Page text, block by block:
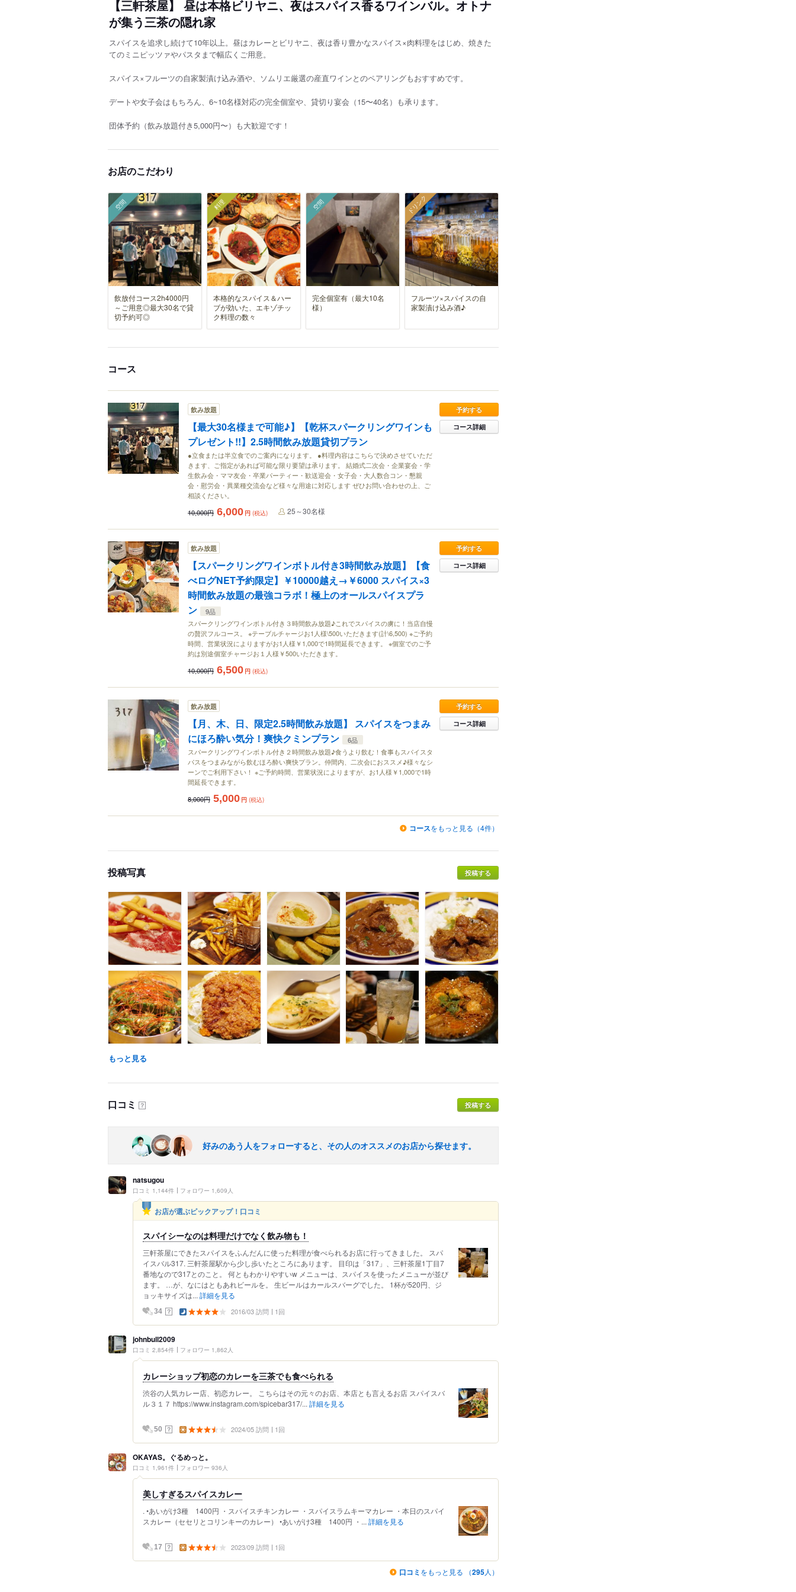
【三軒茶屋】 昼は本格ビリヤニ、夜はスパイス香るワインバル。オトナ
が集う三茶の隠れ家
スパイスを追求し続けて10年以上。昼はカレーとビリヤニ、夜は香り豊かなスパイス×肉料理をはじめ、焼きた
てのミニピッツァやパスタまで幅広くご用意。
スパイス×フルーツの自家製漬け込み酒や、ソムリエ厳選の産直ワインとのペアリングもおすすめです。
デートや女子会はもちろん、6~10名様対応の完全個室や、貸切り宴会（15〜40名）も承ります。
団体予約（飲み放題付き5,000円〜）も大歓迎です！
お店のこだわり
空間
飲放付コース2h4000円
～ご用意◎最大30名で貸
切予約可◎
料理
本格的なスパイス＆ハー
ブが効いた、エキゾチッ
ク料理の数々
空間
完全個室有（最大10名
様）
ドリンク
フルーツ×スパイスの自
家製漬け込み酒♪
コース
飲み放題
【最大30名様まで可能♪】【乾杯スパークリングワインも
プレゼント!!】2.5時間飲み放題貸切プラン
●立食または半立食でのご案内になります。 ●料理内容はこちらで決めさせていただ
きます、ご指定があれば可能な限り要望は承ります。 結婚式二次会・企業宴会・学
生飲み会・ママ友会・卒業パーティー・歓送迎会・女子会・大人数合コン・懇親
会・慰労会・異業種交流会など様々な用途に対応します ぜひお問い合わせの上、ご
相談ください。
予約する
コース詳細
10,000円 6,000 円 (税込) 25～30名様
飲み放題
【スパークリングワインボトル付き3時間飲み放題】【食
べログNET予約限定】￥10000越え→￥6000 スパイス×3
時間飲み放題の最強コラボ！極上のオールスパイスプラ
ン
9品
スパークリングワインボトル付き３時間飲み放題♪これでスパイスの虜に！当店自慢
の贅沢フルコース。 ※テーブルチャージお1人様\500いただきます(計\6,500) ※ご予約
時間、営業状況によりますがお1人様￥1,000で1時間延長できます。 ※個室でのご予
約は別途個室チャージお１人様￥500いただきます。
予約する
コース詳細
10,000円 6,500 円 (税込)
飲み放題
【月、木、日、限定2.5時間飲み放題】 スパイスをつまみ
にほろ酔い気分！爽快クミンプラン
6品
スパークリングワインボトル付き２時間飲み放題♪食うより飲む！食事もスパイスタ
パスをつまみながら飲むほろ酔い爽快プラン。仲間内、二次会におススメ♪様々なシ
ーンでご利用下さい！ ※ご予約時間、営業状況によりますが、お1人様￥1,000で1時
間延長できます。
予約する
コース詳細
8,000円 5,000 円 (税込)
コースをもっと見る（4件）
投稿写真 投稿する
もっと見る
口コミ ？ 投稿する
好みのあう人をフォローすると、その人のオススメのお店から探せます。
natsugou
口コミ 1,144件 フォロワー 1,609人
お店が選ぶピックアップ！口コミ
スパイシーなのは料理だけでなく飲み物も！
三軒茶屋にできたスパイスをふんだんに使った料理が食べられるお店に行ってきました。 スパ
イスバル317. 三軒茶屋駅から少し歩いたところにあります。 目印は「317」、三軒茶屋1丁目7
番地なので317とのこと。 何ともわかりやすいw メニューは、スパイスを使ったメニューが並び
ます。 …が、なにはともあれビールを。 生ビールはカールスバーグでした。 1杯が520円、ジ
ョッキサイズは... 詳細を見る
34 ？ 2016/03 訪問 1回
johnbull2009
口コミ 2,854件 フォロワー 1,862人
カレーショップ初恋のカレーを三茶でも食べられる
渋谷の人気カレー店、初恋カレー。 こちらはその元々のお店、本店とも言えるお店 スパイスバ
ル３１７ https://www.instagram.com/spicebar317/... 詳細を見る
50 ？ 2024/05 訪問 1回
OKAYAS。ぐるめっと。
口コミ 1,961件 フォロワー 936人
美しすぎるスパイスカレー
. •あいがけ3種 1400円 ・スパイスチキンカレー ・スパイスラムキーマカレー ・本日のスパイ
スカレー（セセリとコリンキーのカレー） •あいがけ3種 1400円 ・... 詳細を見る
17 ？ 2023/09 訪問 1回
口コミ をもっと見る （295人）